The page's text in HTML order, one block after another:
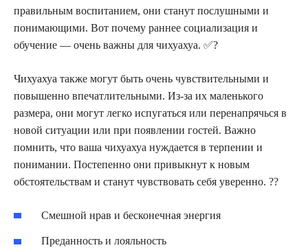
правильным воспитанием, они станут послушными и
понимающими. Вот почему раннее социализация и
обучение — очень важны для чихуахуа. ✅?
Чихуахуа также могут быть очень чувствительными и
повышенно впечатлительными. Из-за их маленького
размера, они могут легко испугаться или перенапрячься в
новой ситуации или при появлении гостей. Важно
помнить, что ваша чихуахуа нуждается в терпении и
понимании. Постепенно они привыкнут к новым
обстоятельствам и станут чувствовать себя уверенно. ??
Смешной нрав и бесконечная энергия
Преданность и лояльность